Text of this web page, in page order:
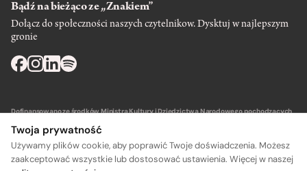
Bądź na bieżąco ze „Znakiem”
Dołącz do społeczności naszych czytelnikow. Dysktuj w najlepszym
gronie
Dofinansowano ze środków Ministra Kultury i Dziedzictwa Narodowego pochodzących
Twoja prywatność
Używamy plików cookie, aby poprawić Twoje doświadczenia. Możesz
zaakceptować wszystkie lub dostosować ustawienia. Więcej w naszej